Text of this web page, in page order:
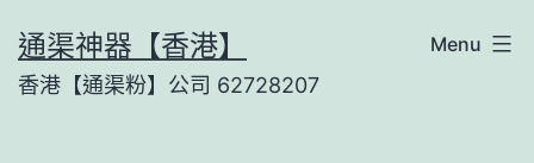
to
content
通渠神器【香港】
香港【通渠粉】公司 62728207
Menu